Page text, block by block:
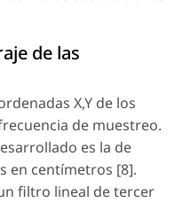
de las
X,Y de los
de muestreo.
es la de
en centímetros [8].
filtro lineal de tercer